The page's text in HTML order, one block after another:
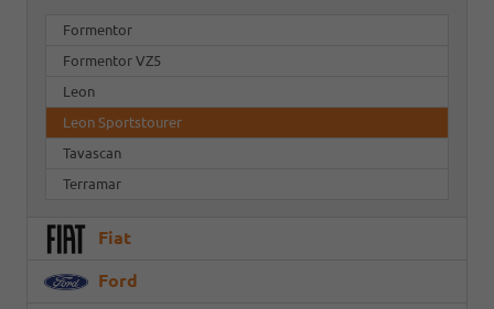
Formentor
Formentor VZ5
Leon
Leon Sportstourer
Tavascan
Terramar
Fiat
Ford